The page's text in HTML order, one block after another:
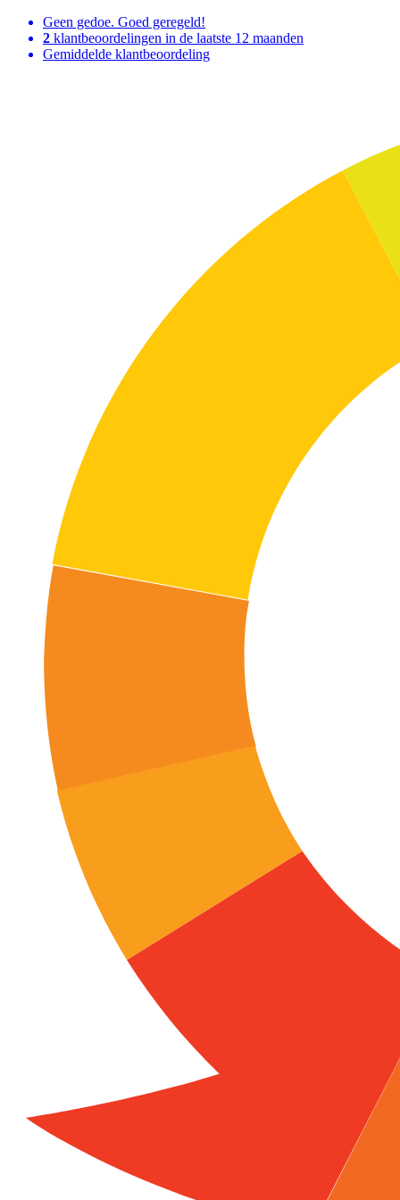
Geen gedoe. Goed geregeld!
2 klantbeoordelingen in de laatste 12 maanden
Gemiddelde klantbeoordeling